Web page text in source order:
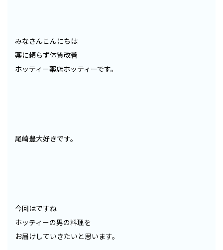
みなさんこんにちは
薬に頼らず体質改善
ホッティー薬店ホッティーです。
尾崎豊大好きです。
今回はですね
ホッティーの男の料理を
お届けしていきたいと思います。